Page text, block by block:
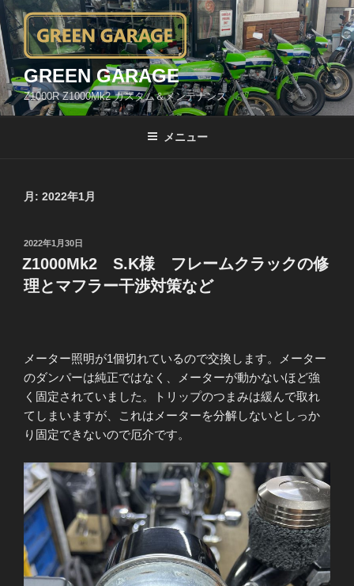
コ
ン
テ
ン
ツ
へ
GREEN GARAGE
Z1000R Z1000Mk2 カスタム＆メンテナンス
メニュー
月: 2022年1月
投
稿
日:
2022年1月30日
Z1000Mk2 S.K様 フレームクラックの修
理とマフラー干渉対策など
メーター照明が1個切れているので交換します。メーター
のダンパーは純正ではなく、メーターが動かないほど強
く固定されていました。トリップのつまみは緩んで取れ
てしまいますが、これはメーターを分解しないとしっか
り固定できないので厄介です。